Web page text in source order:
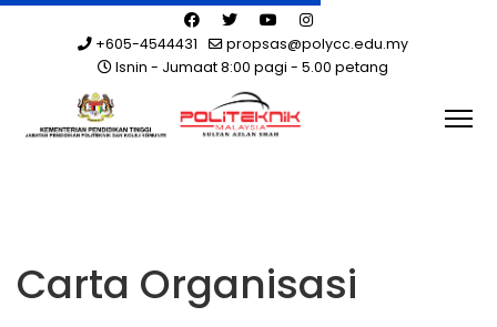
+605-4544431
propsas@polycc.edu.my
Isnin - Jumaat 8:00 pagi - 5.00 petang
Carta Organisasi